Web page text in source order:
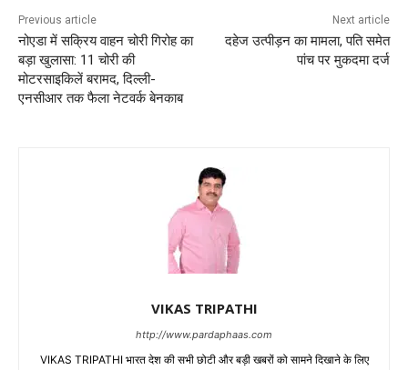
Previous article
नोएडा में सक्रिय वाहन चोरी गिरोह का
बड़ा खुलासा: 11 चोरी की
मोटरसाइकिलें बरामद, दिल्ली-
एनसीआर तक फैला नेटवर्क बेनकाब
Next article
दहेज उत्पीड़न का मामला, पति समेत
पांच पर मुकदमा दर्ज
VIKAS TRIPATHI
http://www.pardaphaas.com
VIKAS TRIPATHI भारत देश की सभी छोटी और बड़ी खबरों को सामने दिखाने के लिए